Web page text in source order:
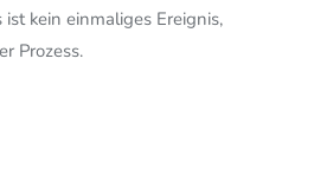
kein einmaliges Ereignis,
Prozess.